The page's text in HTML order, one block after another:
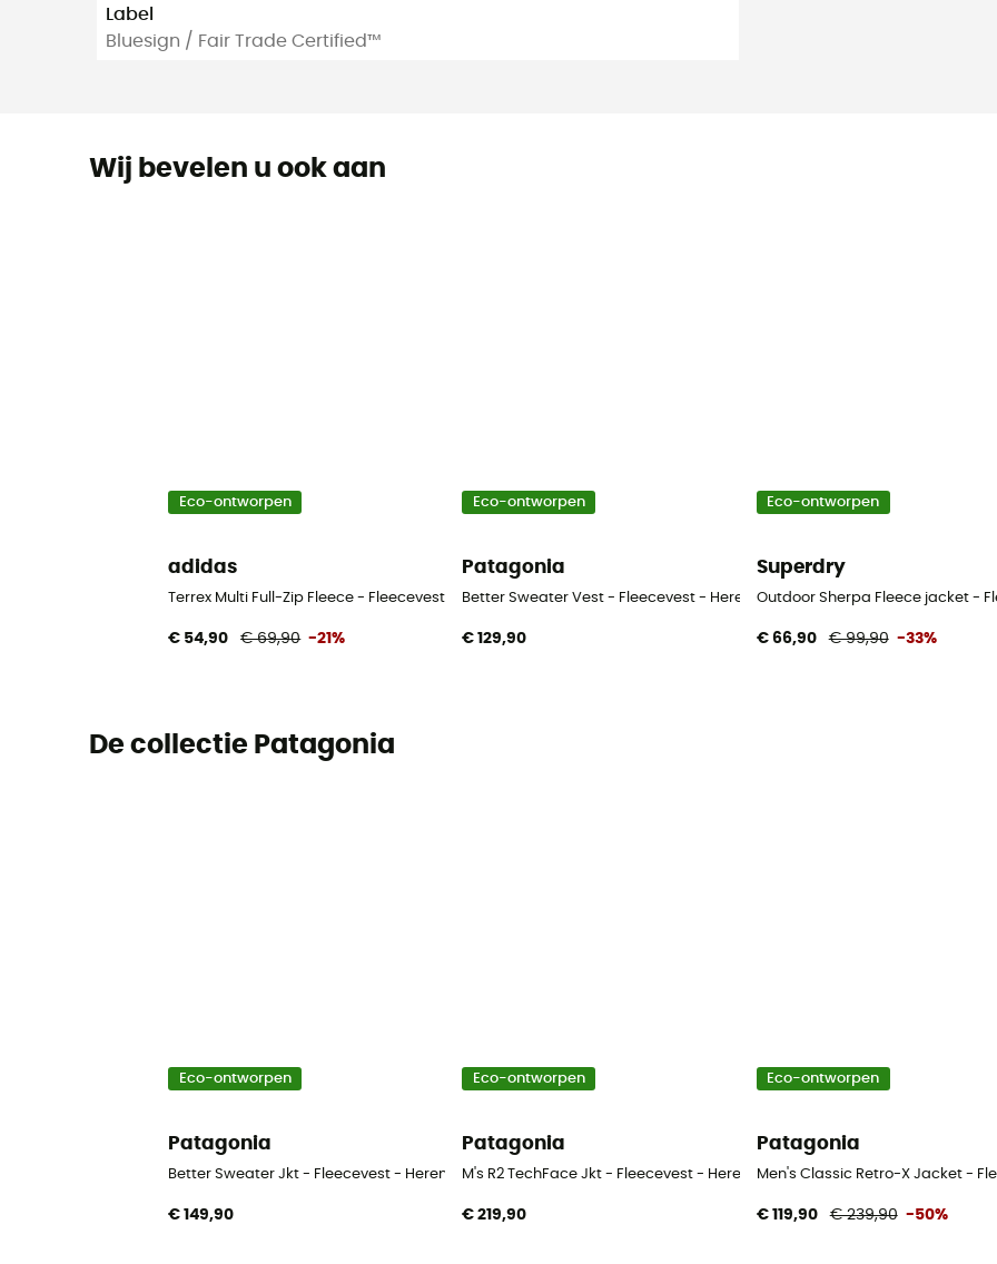
Label
Bluesign / Fair Trade Certified™
Wij bevelen u ook aan
Eco-ontworpen
adidas
Terrex Multi Full-Zip Fleece - Fleecevest - Heren
€ 54,90 € 69,90 -21%
Eco-ontworpen
Patagonia
Better Sweater Vest - Fleecevest - Heren
€ 129,90
Eco-ontworpen
Superdry
Outdoor Sherpa Fleece jacket -
€ 66,90 € 99,90 -33%
De collectie Patagonia
Eco-ontworpen
Patagonia
Better Sweater Jkt - Fleecevest - Heren
€ 149,90
Eco-ontworpen
Patagonia
M's R2 TechFace Jkt - Fleecevest - Heren
€ 219,90
Eco-ontworpen
Patagonia
Men's Classic Retro-X Jacket -
€ 119,90 € 239,90 -50%